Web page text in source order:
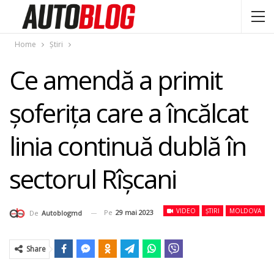
Home Știri
Ce amendă a primit
șoferița care a încălcat
linia continuă dublă în
sectorul Rîșcani
VIDEO ȘTIRI MOLDOVA
De Autoblogmd Pe 29 mai 2023
Share